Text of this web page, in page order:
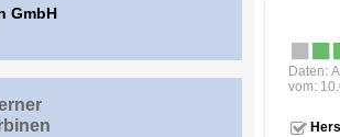
GmbH
Daten:
vom: